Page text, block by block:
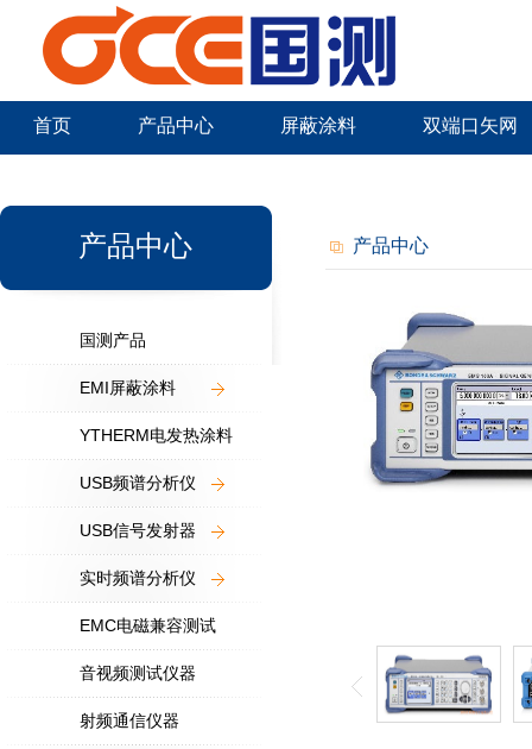
首页 产品中心 屏蔽涂料 双端口矢网
产品中心
国测产品
EMI屏蔽涂料
YTHERM电发热涂料
USB频谱分析仪
USB信号发射器
实时频谱分析仪
EMC电磁兼容测试
音视频测试仪器
射频通信仪器
产品中心